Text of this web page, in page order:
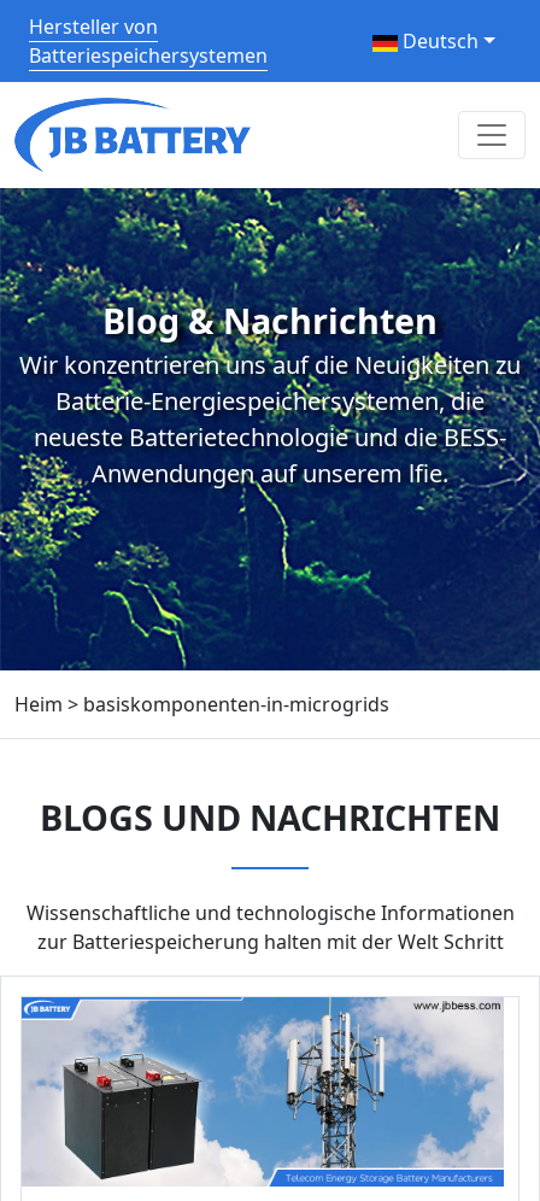
Hersteller von
Batteriespeichersystemen
Deutsch
Blog & Nachrichten
Wir konzentrieren uns auf die Neuigkeiten zu
Batterie-Energiespeichersystemen, die
neueste Batterietechnologie und die BESS-
Anwendungen auf unserem lfie.
Heim > basiskomponenten-in-microgrids
BLOGS UND NACHRICHTEN
Wissenschaftliche und technologische Informationen
zur Batteriespeicherung halten mit der Welt Schritt